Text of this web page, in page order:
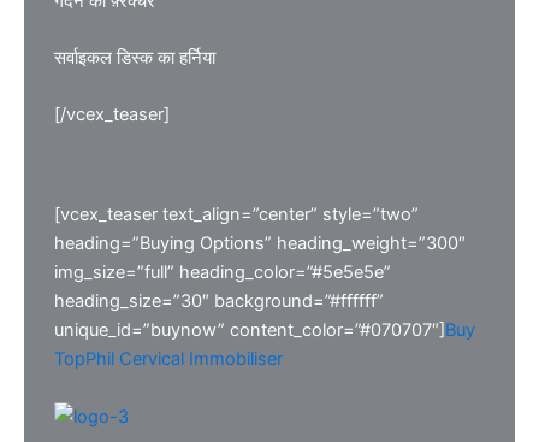
सर्वाइकल डिस्क का हर्निया
[/vcex_teaser]
[vcex_teaser text_align=”center” style=”two”
heading=”Buying Options” heading_weight=”300″
img_size=”full” heading_color=”#5e5e5e”
heading_size=”30″ background=”#ffffff”
unique_id=”buynow” content_color=”#070707″]Buy
TopPhil Cervical Immobiliser